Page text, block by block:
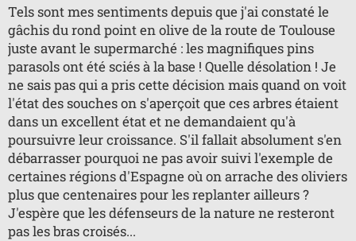
s
s
a
g
e
n
o
n
l
u
Tels sont mes sentiments depuis que j'ai constaté le
gâchis du rond point en olive de la route de Toulouse
juste avant le supermarché : les magnifiques pins
parasols ont été sciés à la base ! Quelle désolation ! Je
ne sais pas qui a pris cette décision mais quand on voit
l'état des souches on s'aperçoit que ces arbres étaient
dans un excellent état et ne demandaient qu'à
poursuivre leur croissance. S'il fallait absolument s'en
débarrasser pourquoi ne pas avoir suivi l'exemple de
certaines régions d'Espagne où on arrache des oliviers
plus que centenaires pour les replanter ailleurs ?
J'espère que les défenseurs de la nature ne resteront
pas les bras croisés...